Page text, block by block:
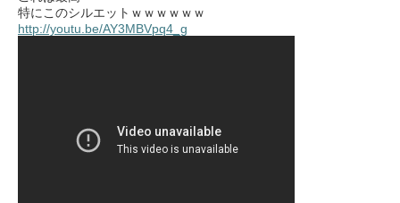
特にこのシルエットｗｗｗｗｗｗ
http://youtu.be/AY3MBVpq4_g